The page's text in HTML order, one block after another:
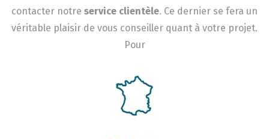
contacter notre service clientèle. Ce dernier se fera un
véritable plaisir de vous conseiller quant à votre projet.
Pour